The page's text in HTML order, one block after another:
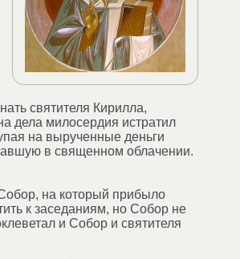
святителя Кирилла,
дела милосердия истратил
на вырученные деньги
в священном облачении.
на который прибыло
к заседаниям, но Собор не
и Собор и святителя